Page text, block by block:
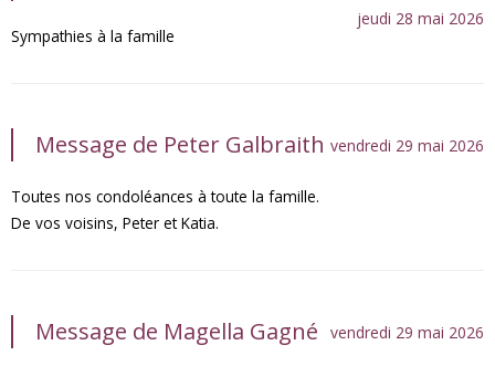
jeudi 28 mai 2026
Sympathies à la famille
Message de Peter Galbraith vendredi 29 mai 2026
Toutes nos condoléances à toute la famille.
De vos voisins, Peter et Katia.
Message de Magella Gagné vendredi 29 mai 2026